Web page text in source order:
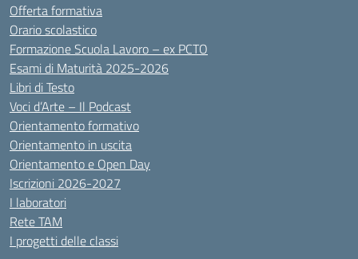
Offerta formativa
Orario scolastico
Formazione Scuola Lavoro – ex PCTO
Esami di Maturità 2025-2026
Libri di Testo
Voci d’Arte – Il Podcast
Orientamento formativo
Orientamento in uscita
Orientamento e Open Day
Iscrizioni 2026-2027
I laboratori
Rete TAM
I progetti delle classi